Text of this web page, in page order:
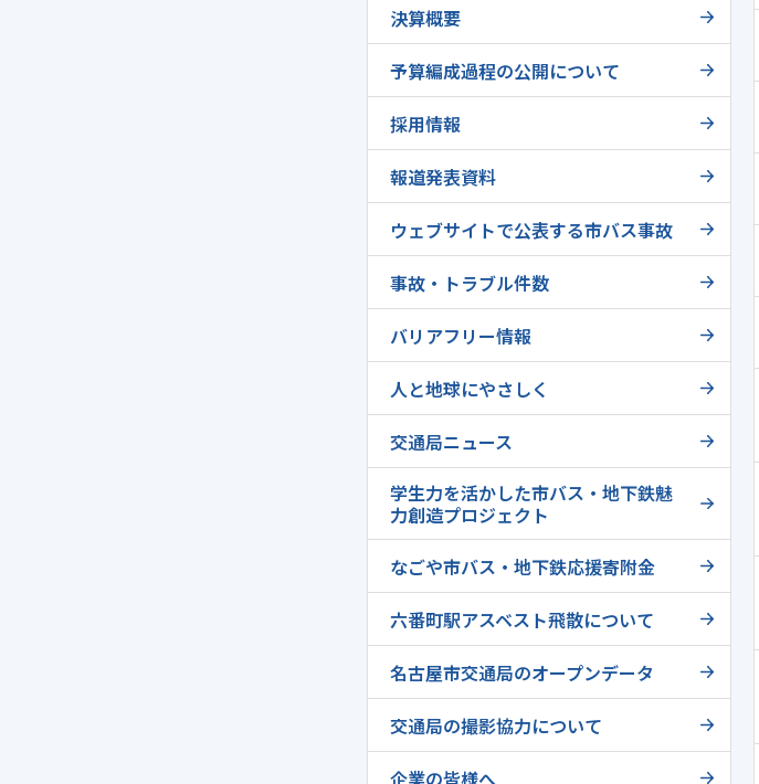
決算概要
予算編成過程の公開について
採用情報
報道発表資料
ウェブサイトで公表する市バス事故
事故・トラブル件数
バリアフリー情報
人と地球にやさしく
交通局ニュース
学生力を活かした市バス・地下鉄魅
力創造プロジェクト
なごや市バス・地下鉄応援寄附金
六番町駅アスベスト飛散について
名古屋市交通局のオープンデータ
交通局の撮影協力について
企業の皆様へ